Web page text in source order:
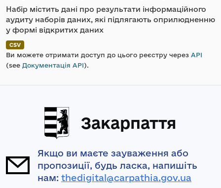
Набір містить дані про результати інформаційного
аудиту наборів даних, які підлягають оприлюдненню
у формі відкритих даних
CSV
Ви можете отримати доступ до цього реєстру через API
(see Документація API).
Закарпаття
Якщо ви маєте зауваження або
пропозиції, будь ласка, напишіть
нам: thedigital@carpathia.gov.ua